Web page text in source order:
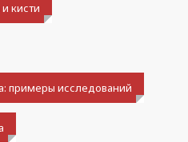
кисти
примеры исследований